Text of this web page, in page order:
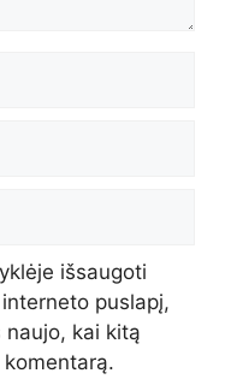
išsaugoti
puslapį,
kai kitą